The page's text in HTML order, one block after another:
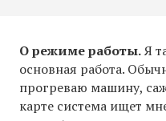
О режиме работы.Я
основная работа.
прогреваю машину,
карте система ищет